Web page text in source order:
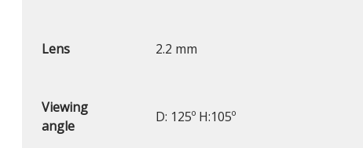
Lens 2.2 mm
Viewing
angle
D: 125º H:105º